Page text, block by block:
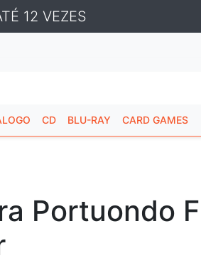
12 VEZES
CD BLU-RAY CARD GAMES
Portuondo